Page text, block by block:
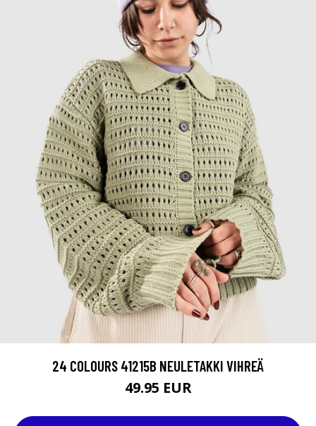
24 COLOURS 41215B NEULETAKKI VIHREÄ
49.95 EUR